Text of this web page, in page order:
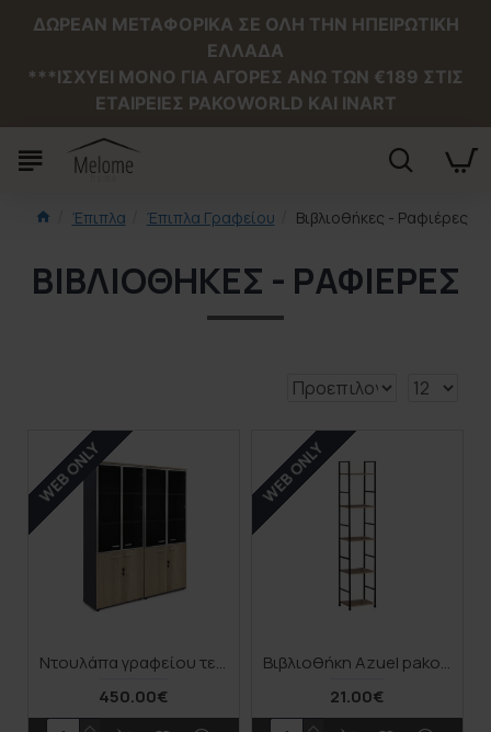
ΔΩΡΕΑΝ ΜΕΤΑΦΟΡΙΚΑ ΣΕ ΟΛΗ ΤΗΝ ΗΠΕΙΡΩΤΙΚΗ
ΕΛΛΑΔΑ
***ΙΣΧΥΕΙ MONO ΓΙΑ ΑΓΟΡΕΣ ΑΝΩ ΤΩΝ €189 ΣΤΙΣ
ΕΤΑΙΡΕΙΕΣ PAKOWORLD ΚΑΙ INART
Έπιπλα Έπιπλα Γραφείου Βιβλιοθήκες - Ραφιέρες
ΒΙΒΛΙΟΘΉΚΕΣ - ΡΑΦΙΈΡΕΣ
WEB ONLY
Nτουλάπα γραφείου τετράφυλλη με 2 γυάλινες πόρτες Lotus pakoworld χρώμα φυσικό-ανθρακί 160x40,5x200εκ
450.00€
WEB ONLY
Βιβλιοθήκη Azuel pakoworld φυσικό-μαύρο μέταλλο 29x23.5x144εκ
21.00€